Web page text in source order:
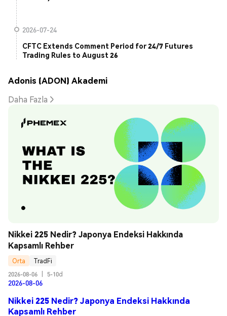
2026-07-24
CFTC Extends Comment Period for 24/7 Futures
Trading Rules to August 26
Adonis (ADON) Akademi
Daha Fazla
Nikkei 225 Nedir? Japonya Endeksi Hakkında
Kapsamlı Rehber
Orta
TradFi
2026-08-06
5-10d
2026-08-06
Nikkei 225 Nedir? Japonya Endeksi Hakkında
Kapsamlı Rehber